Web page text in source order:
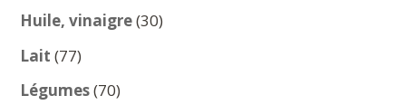
produits
Huile, vinaigre 3030
Lait 7777
produits
Légumes 7070